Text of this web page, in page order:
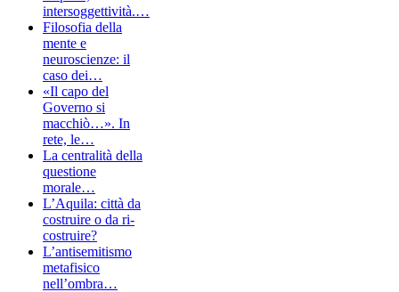
intersoggettività.…
Filosofia della
mente e
neuroscienze: il
caso dei…
«Il capo del
Governo si
macchiò…». In
rete, le…
La centralità della
questione
morale…
L’Aquila: città da
costruire o da ri-
costruire?
L’antisemitismo
metafisico
nell’ombra…